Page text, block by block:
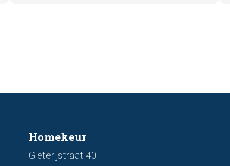
Homekeur
Gieterijstraat 40